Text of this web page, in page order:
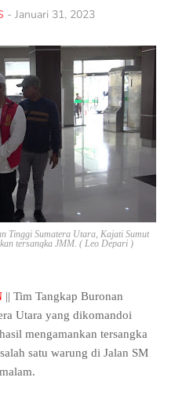
- Januari 31, 2023
Tinggi Sumatera Utara, Kajati Sumut
tersangka JMM. ( Leo Depari )
|| Tim Tangkap Buronan
Utara yang dikomandoi
mengamankan tersangka
satu warung di Jalan SM